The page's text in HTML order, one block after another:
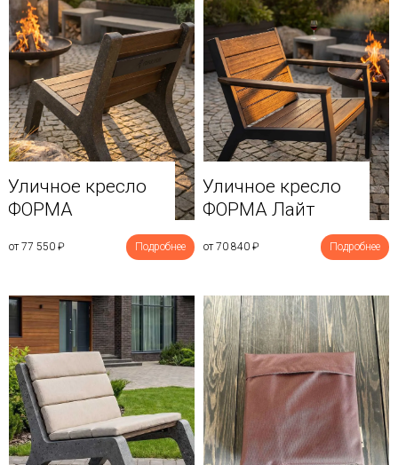
Уличное кресло
ФОРМА
от 77 550 ₽ Подробнее
Уличное кресло
ФОРМА Лайт
от 70 840 ₽ Подробнее